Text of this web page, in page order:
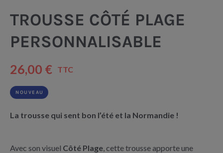
TROUSSE CÔTÉ PLAGE
PERSONNALISABLE
26,00 € TTC
NOUVEAU
La trousse qui sent bon l’été et la Normandie !
Avec son visuel Côté Plage, cette trousse apporte une